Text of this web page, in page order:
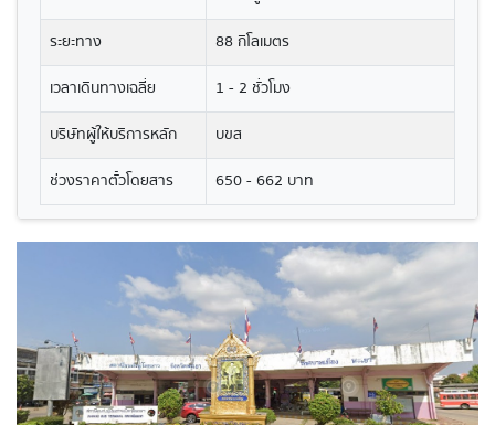
ระยะทาง
88 กิโลเมตร
เวลาเดินทางเฉลี่ย
1 - 2 ชั่วโมง
บริษัทผู้ให้บริการหลัก
บขส
ช่วงราคาตั๋วโดยสาร
650 - 662 บาท